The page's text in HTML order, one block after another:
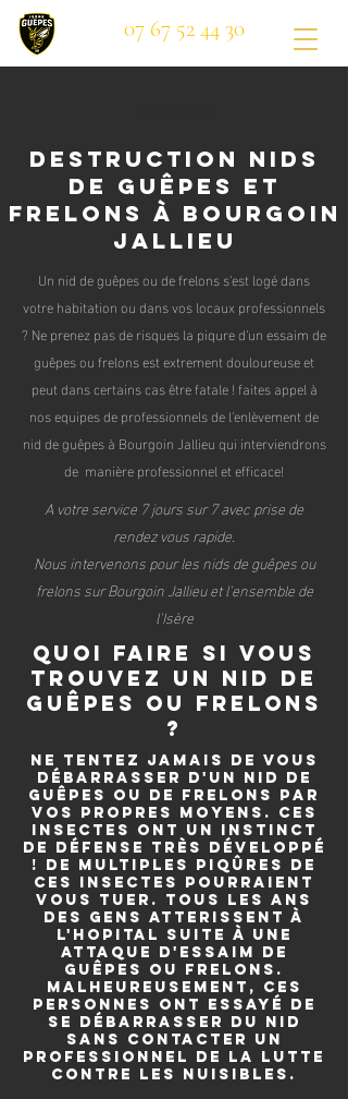
07 67 52 44 30
Destruction nids
de guêpes et
frelons à Bourgoin
Jallieu
Un nid de guêpes ou de frelons s'est logé dans
votre habitation ou dans vos locaux professionnels
? Ne prenez pas de risques la piqure d'un essaim de
guêpes ou frelons est extrement douloureuse et
peut dans certains cas être fatale ! faites appel à
nos equipes de professionnels de l'enlèvement de
nid de guêpes à Bourgoin Jallieu qui interviendrons
de manière professionnel et efficace!
A votre service 7 jours sur 7 avec prise de
rendez vous rapide.
Nous intervenons pour les nids de guêpes ou
frelons sur Bourgoin Jallieu et l'ensemble de
l'Isère
quoi faire si vous
trouvez un nid de
guêpes ou frelons
?
Ne tentez jamais de vous
débarrasser d'un nid de
guêpes ou de frelons par
vos propres moyens. Ces
insectes ont un instinct
de défense très développé
! De multiples piqûres de
ces insectes pourraient
vous tuer. Tous les ans
des gens atterissent à
l'hopital suite à une
attaque d'essaim de
guêpes ou frelons.
Malheureusement, ces
personnes ont essayé de
se débarrasser du nid
sans contacter un
professionnel de la lutte
contre les nuisibles.